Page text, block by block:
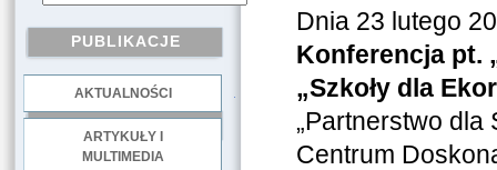
PUBLIKACJE
AKTUALNOŚCI
ARTYKUŁY I
MULTIMEDIA
Dnia 23 lutego
Konferencja pt.
„Szkoły dla
„Partnerstwo dla
Centrum